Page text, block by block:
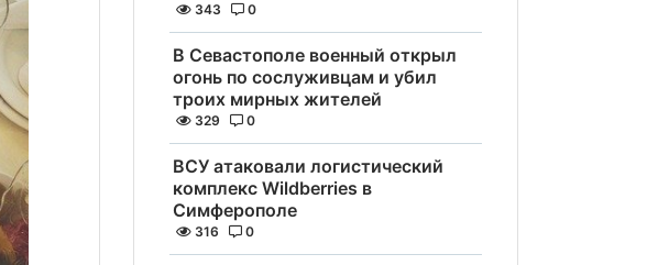
343 0
В Севастополе военный открыл
огонь по сослуживцам и убил
троих мирных жителей
329 0
ВСУ атаковали логистический
комплекс Wildberries в
Симферополе
316 0